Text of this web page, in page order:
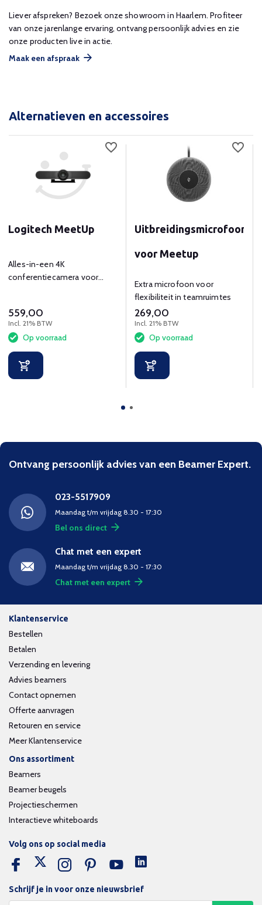
Liever afspreken? Bezoek onze showroom in Haarlem. Profiteer
van onze jarenlange ervaring, ontvang persoonlijk advies en zie
onze producten live in actie.
Maak een afspraak
Alternatieven en accessoires
Logitech MeetUp
Alles-in-een 4K
conferentiecamera voor
559,00
Incl. 21% BTW
Op voorraad
Uitbreidingsmicrofoon
voor Meetup
Extra microfoon voor
flexibiliteit in teamruimtes
269,00
Incl. 21% BTW
Op voorraad
Ontvang persoonlijk advies van een Beamer Expert.
023-5517909
Maandag t/m vrijdag 8.30 - 17:30
Bel ons direct
Chat met een expert
Maandag t/m vrijdag 8.30 - 17:30
Chat met een expert
Klantenservice
Bestellen
Betalen
Verzending en levering
Advies beamers
Contact opnemen
Offerte aanvragen
Retouren en service
Meer Klantenservice
Ons assortiment
Beamers
Beamer beugels
Projectieschermen
Interactieve whiteboards
Schrijf je in voor onze nieuwsbrief
Volg ons op social media